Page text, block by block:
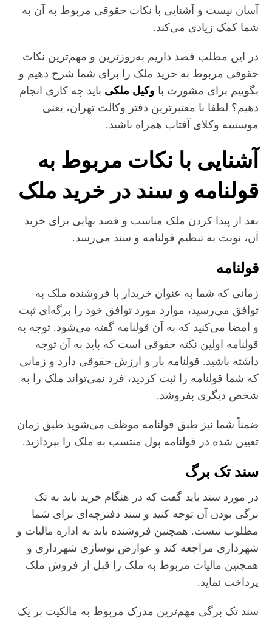
آسان نیست و آشنایی با نکات حقوقی مربوط به آن به
شما کمک زیادی می‌کند.
در این مطلب قصد داریم به‌روزترین و مهم‌ترین نکات
حقوقی مربوط به خرید ملک را برای شما شرح دهیم و
بگوییم برای مشورت با وکیل ملکی باید چه کاری انجام
دهیم؟ لطفا با معتبرترین دفتر وکالت تهران، یعنی
موسسه وکلای آفتاب همراه باشید.
آشنایی با نکات مربوط به
قولنامه و سند در خرید ملک
بعد از پیدا کردن ملک مناسب و قصد نهایی برای خرید
آن، نوبت به تنظیم قولنامه و سند می‌رسد.
قولنامه
زمانی که شما به عنوان خریدار با فروشنده ملک به
توافق می‌رسید، موارد مورد توافق خود را برگه‌ای ثبت
و امضا می‌کنید که به آن قولنامه گفته می‌شود. توجه به
قولنامه اولین نکته حقوقی است که باید به آن توجه
داشته باشید. قولنامه بار و ارزش حقوقی دارد و زمانی
که شما قولنامه را ثبت کردید، فرد نمی‌تواند ملک را به
شخص دیگری بفروشد.
ضمناً شما نیز طبق قولنامه موظف می‌شوید طبق زمان
تعیین شده در قولنامه پول منتسب به ملک را بپردازید.
سند تک برگ
در مورد سند باید گفت که در هنگام خرید باید به تک
برگی بودن آن توجه کنید و سند دفترچه‌ای برای شما
مطلوب نیست. همچنین فروشنده باید به اداره مالیات و
شهرداری مراجعه کند و عوارض نوسازی شهرداری و
همچنین مالیات مربوط به ملک را قبل از فروش ملک
پرداخت نماید.
سند تک برگی مهم‌ترین مدرک مربوط به مالکیت بر یک